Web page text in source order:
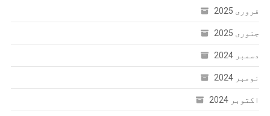
فروری 2025
جنوری 2025
دسمبر 2024
نومبر 2024
اکتوبر 2024